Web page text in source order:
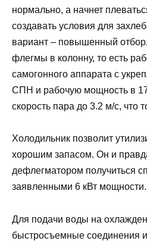
нормально, а начнет
создавать условия для
вариант – повышенный
флегмы в колонну, то есть
самогонного аппарата с
СПН и рабочую мощность в
скорость пара до 3.2 м/с, что
Холодильник позволит
хорошим запасом. Он и
дефлегматором получиться
заявленными 6 кВт мощности.
Для подачи воды на
быстросъемные соединения